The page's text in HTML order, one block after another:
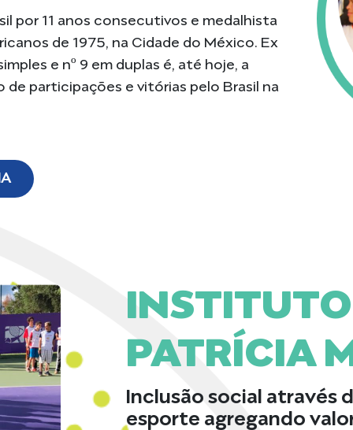
por 11 anos consecutivos e medalhista
de 1975, na Cidade do México. Ex
e nº 9 em duplas é, até hoje, a
participações e vitórias pelo Brasil na
INSTITUTO
PATRÍCIA
Inclusão social através
esporte agregando